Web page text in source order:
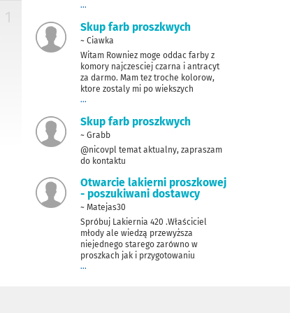
1
...
Skup farb proszkwych
~ Ciawka
Witam Rowniez moge oddac farby z
komory najczesciej czarna i antracyt
za darmo. Mam tez troche kolorow,
ktore zostaly mi po wiekszych
...
Skup farb proszkwych
~ Grabb
@nicovpl temat aktualny, zapraszam
do kontaktu
Otwarcie lakierni proszkowej
- poszukiwani dostawcy
~ Matejas30
Spróbuj Lakiernia 420 .Właściciel
młody ale wiedzą przewyższa
niejednego starego zarówno w
proszkach jak i przygotowaniu
...